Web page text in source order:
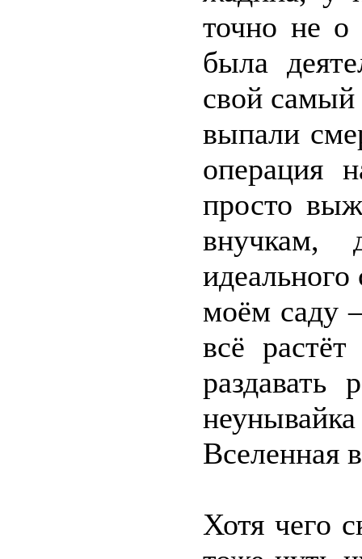
точно не о
была
свой
выпали
операция
просто
внучкам,
моём саду
всё
раздавать
Вселенная
Хотя чего